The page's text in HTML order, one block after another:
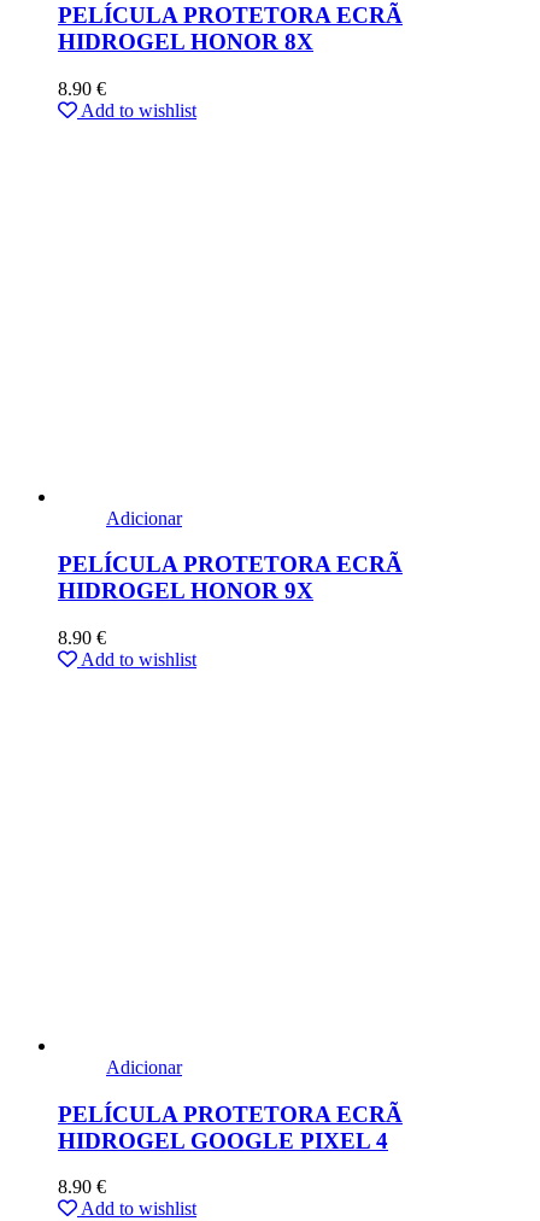
PELÍCULA PROTETORA ECRÃ
HIDROGEL HONOR 8X
8.90 €
Add to wishlist
Adicionar
PELÍCULA PROTETORA ECRÃ
HIDROGEL HONOR 9X
8.90 €
Add to wishlist
Adicionar
PELÍCULA PROTETORA ECRÃ
HIDROGEL GOOGLE PIXEL 4
8.90 €
Add to wishlist